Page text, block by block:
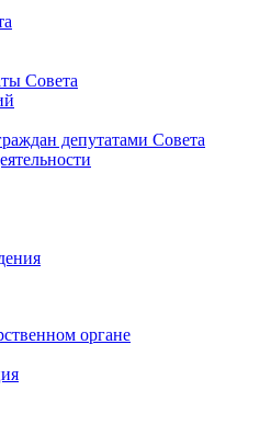
Совета
депутатами Совета
органе